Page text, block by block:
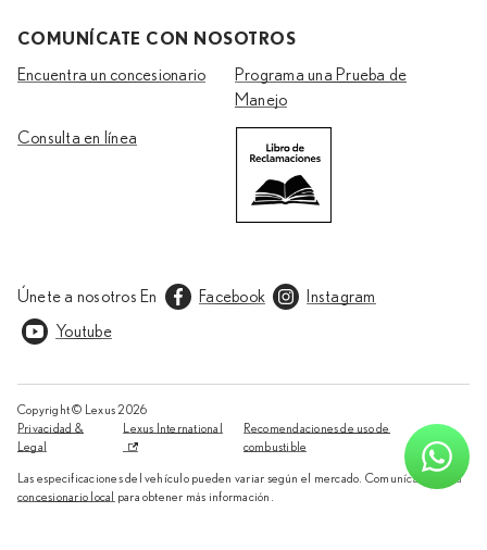
COMUNÍCATE CON NOSOTROS
Encuentra un concesionario
Programa una Prueba de
Manejo
Consulta en línea
Únete a nosotros En Facebook
Instagram
Youtube
Copyright © Lexus2026
Privacidad &
Legal
Lexus International
Recomendaciones de uso de
combustible
Las especificaciones del vehículo pueden variar según el mercado. Comunícate con tu
concesionario local
para obtener más información.